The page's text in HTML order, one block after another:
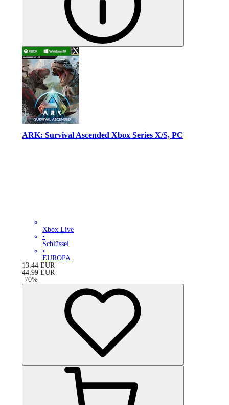
ARK: Survival Ascended Xbox Series X/S, PC
Xbox Live
•
Schlüssel
•
EUROPA
13.44 EUR
44.99 EUR
-70%